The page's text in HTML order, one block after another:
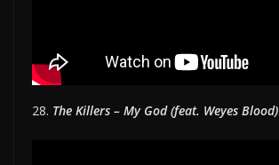
28. The Killers – My God (feat. Weyes Blood)